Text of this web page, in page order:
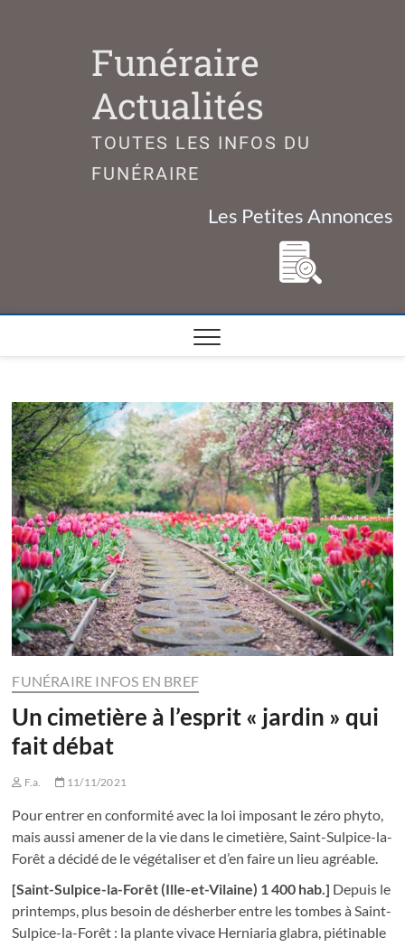
Funéraire
Actualités
TOUTES LES INFOS DU
FUNÉRAIRE
Les Petites Annonces
FUNÉRAIRE INFOS EN BREF
Un cimetière à l’esprit « jardin » qui
fait débat
F.a. 11/11/2021
Pour entrer en conformité avec la loi imposant le zéro phyto,
mais aussi amener de la vie dans le cimetière, Saint-Sulpice-la-
Forêt a décidé de le végétaliser et d’en faire un lieu agréable.
[Saint-Sulpice-la-Forêt (Ille-et-Vilaine) 1 400 hab.] Depuis le
printemps, plus besoin de désherber entre les tombes à Saint-
Sulpice-la-Forêt : la plante vivace Herniaria glabra, piétinable